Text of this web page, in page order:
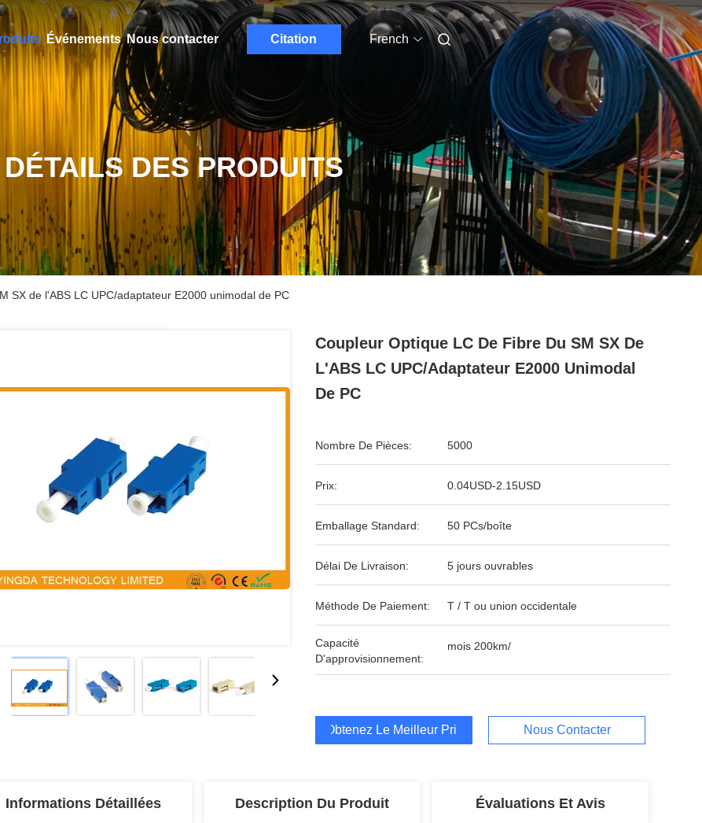
Événements Nous contacter Citation French
DÉTAILS DES PRODUITS
SX de l'ABS LC UPC/adaptateur E2000 unimodal de PC
Coupleur Optique LC De Fibre Du SM SX De
L'ABS LC UPC/adaptateur E2000 Unimodal
De PC
Nombre De Pièces: 5000
Prix: 0.04USD-2.15USD
Emballage Standard: 50 PCs/boîte
Délai De Livraison: 5 jours ouvrables
Méthode De Paiement: T / T ou union occidentale
Capacité
D'approvisionnement:
mois 200km/
Obtenez Le Meilleur Prix Nous Contacter
Informations Détaillées Description Du Produit Évaluations Et Avis